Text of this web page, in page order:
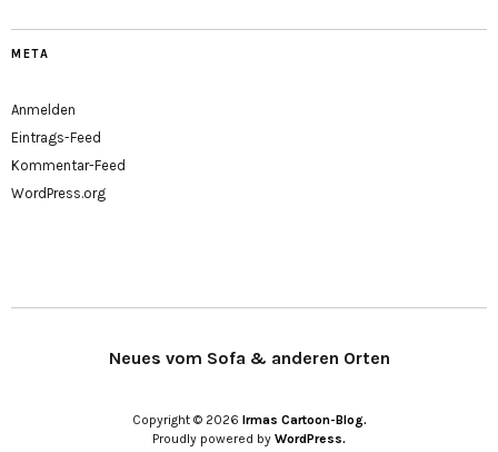
META
Anmelden
Eintrags-Feed
Kommentar-Feed
WordPress.org
Neues vom Sofa & anderen Orten
Copyright © 2026 Irmas Cartoon-Blog.
Proudly powered by WordPress.